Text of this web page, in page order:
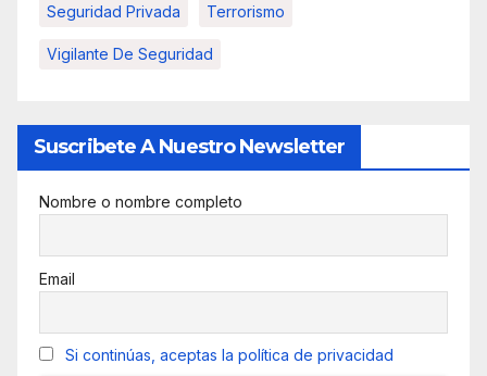
Seguridad Privada Terrorismo
Vigilante De Seguridad
Suscribete A Nuestro Newsletter
Nombre o nombre completo
Email
Si continúas, aceptas la política de privacidad